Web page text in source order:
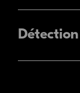
Élargir